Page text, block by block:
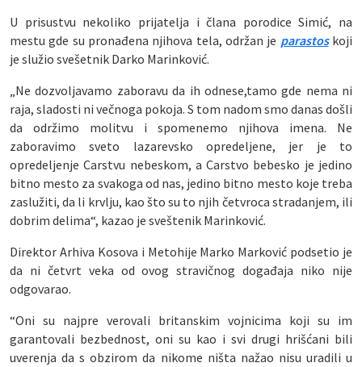
U prisustvu nekoliko prijatelja i člana porodice Simić, na
mestu gde su pronađena njihova tela, održan je parastoskoji
je služio svešetnik Darko Marinković.
„Ne dozvoljavamo zaboravu da ih odnese,tamo gde nema ni
raja, sladosti ni večnoga pokoja. S tom nadom smo danas došli
da održimo molitvu i spomenemo njihova imena. Ne
zaboravimo sveto lazarevsko opredeljene, jer je to
opredeljenje Carstvu nebeskom, a Carstvo bebesko je jedino
bitno mesto za svakoga od nas, jedino bitno mesto koje treba
zaslužiti, da li krvlju, kao što su to njih četvroca stradanjem, ili
dobrim delima“, kazao je sveštenik Marinković.
Direktor Arhiva Kosova i Metohije Marko Marković podsetio je
da ni četvrt veka od ovog stravičnog događaja niko nije
odgovarao.
“Oni su najpre verovali britanskim vojnicima koji su im
garantovali bezbednost, oni su kao i svi drugi hrišćani bili
uverenja da s obzirom da nikome ništa nažao nisu uradili u